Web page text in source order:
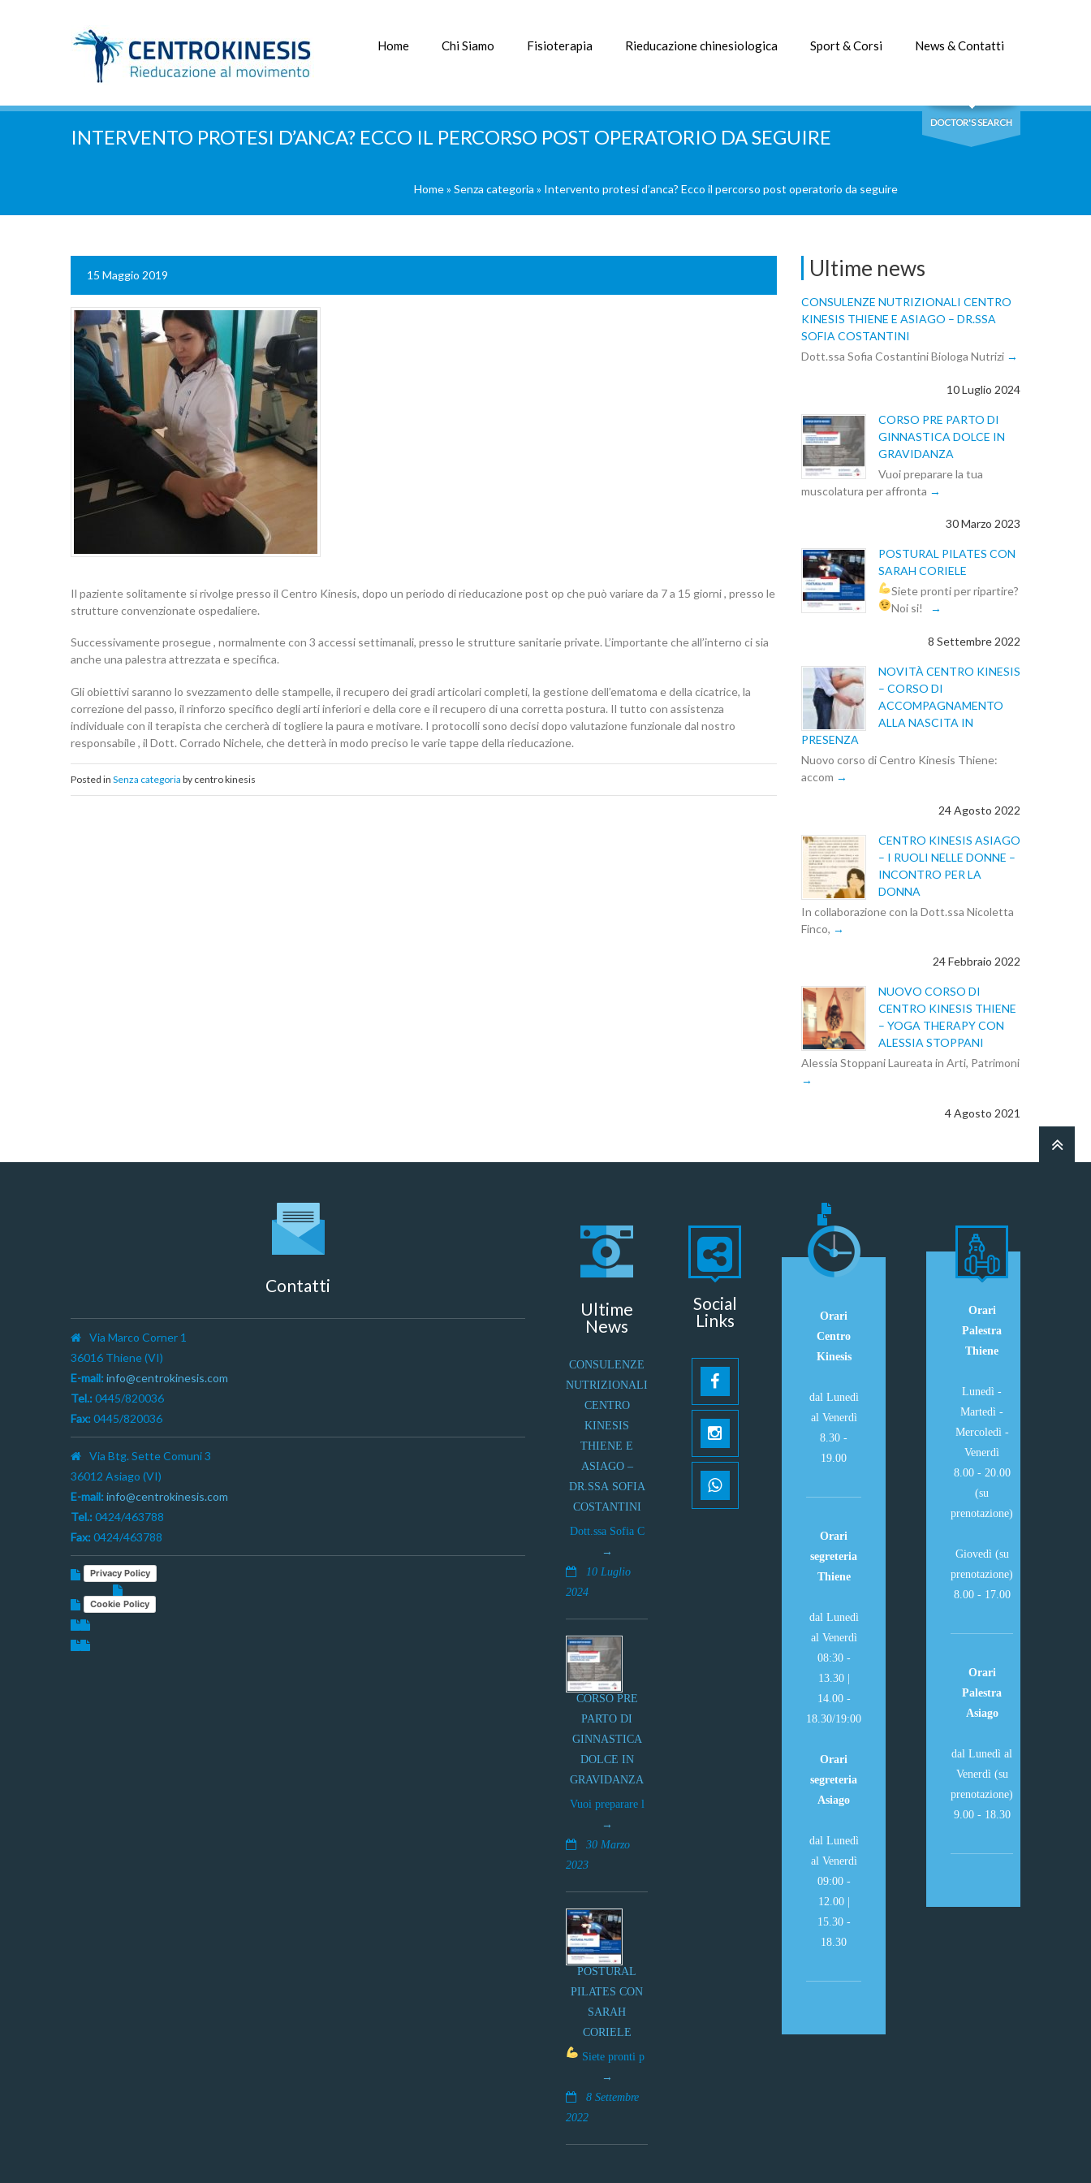
Home Chi Siamo Fisioterapia Rieducazione chinesiologica Sport & Corsi News & Contatti
DOCTOR'S SEARCH
INTERVENTO PROTESI D’ANCA? ECCO IL PERCORSO POST OPERATORIO DA SEGUIRE
Home» Senza categoria » Intervento protesi d’anca? Ecco il percorso post operatorio da seguire
Ultime news
CONSULENZE NUTRIZIONALI CENTRO
KINESIS THIENE E ASIAGO – DR.SSA
SOFIA COSTANTINI
Dott.ssa Sofia Costantini Biologa Nutrizi
10 Luglio 2024
CORSO PRE PARTO DI
GINNASTICA DOLCE IN
GRAVIDANZA
Vuoi preparare la tua
muscolatura per affronta
30 Marzo 2023
POSTURAL PILATES CON
SARAH CORIELE
Siete pronti per ripartire?
Noi si!
8 Settembre 2022
NOVITÀ CENTRO KINESIS
– CORSO DI
ACCOMPAGNAMENTO
ALLA NASCITA IN
PRESENZA
Nuovo corso di Centro Kinesis Thiene:
accom
24 Agosto 2022
CENTRO KINESIS ASIAGO
– I RUOLI NELLE DONNE –
INCONTRO PER LA
DONNA
In collaborazione con la Dott.ssa Nicoletta
Finco,
24 Febbraio 2022
NUOVO CORSO DI
CENTRO KINESIS THIENE
– YOGA THERAPY CON
ALESSIA STOPPANI
Alessia Stoppani Laureata in Arti, Patrimoni
4 Agosto 2021
15 Maggio 2019
Il paziente solitamente si rivolge presso il Centro Kinesis, dopo un periodo di rieducazione post op che può variare da 7 a 15 giorni , presso le
strutture convenzionate ospedaliere.
Successivamente prosegue , normalmente con 3 accessi settimanali, presso le strutture sanitarie private. L’importante che all’interno ci sia
anche una palestra attrezzata e specifica.
Gli obiettivi saranno lo svezzamento delle stampelle, il recupero dei gradi articolari completi, la gestione dell’ematoma e della cicatrice, la
correzione del passo, il rinforzo specifico degli arti inferiori e della core e il recupero di una corretta postura. Il tutto con assistenza
individuale con il terapista che cercherà di togliere la paura e motivare. I protocolli sono decisi dopo valutazione funzionale dal nostro
responsabile , il Dott. Corrado Nichele, che detterà in modo preciso le varie tappe della rieducazione.
Posted in Senza categoria by centro kinesis
Contatti
Via Marco Corner 1
36016 Thiene (VI)
E-mail: info@centrokinesis.com
Tel.: 0445/820036
Fax: 0445/820036
Via Btg. Sette Comuni 3
36012 Asiago (VI)
E-mail: info@centrokinesis.com
Tel.: 0424/463788
Fax: 0424/463788
Privacy Policy
Cookie Policy
Ultime
News
CONSULENZE
NUTRIZIONALI
CENTRO
KINESIS
THIENE E
ASIAGO –
DR.SSA SOFIA
COSTANTINI
Dott.ssa Sofia C
10 Luglio
2024
CORSO PRE
PARTO DI
GINNASTICA
DOLCE IN
GRAVIDANZA
Vuoi preparare l
30 Marzo
2023
POSTURAL
PILATES CON
SARAH
CORIELE
Siete pronti p
8 Settembre
2022
Social
Links
Orari
Centro
Kinesis
dal Lunedì
al Venerdì
8.30 -
19.00
Orari
segreteria
Thiene
dal Lunedì
al Venerdì
08:30 -
13.30 |
14.00 -
18.30/19:00
Orari
segreteria
Asiago
dal Lunedì
al Venerdì
09:00 -
12.00 |
15.30 -
18.30
Orari
Palestra
Thiene
Lunedì -
Martedì -
Mercoledì -
Venerdì
8.00 - 20.00
(su
prenotazione)
Giovedì (su
prenotazione)
8.00 - 17.00
Orari
Palestra
Asiago
dal Lunedì al
Venerdì (su
prenotazione)
9.00 - 18.30